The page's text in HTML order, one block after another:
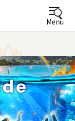
Menu